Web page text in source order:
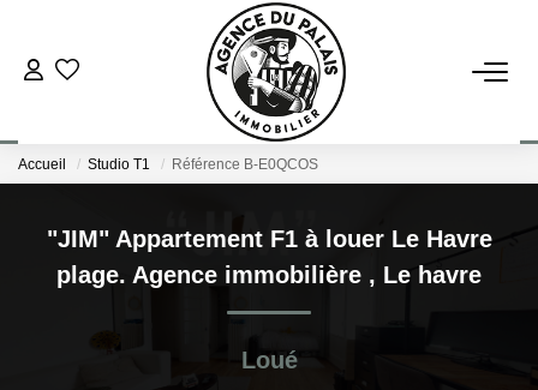
NOS BIENS
Acheter
FAIRE GÉRER
Accueil Studio T1 Référence B-E0QCOS
"JIM" Appartement F1 à louer Le Havre
plage. Agence immobilière , Le havre
Loué